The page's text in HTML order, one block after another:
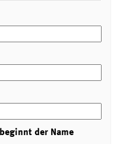
der Name